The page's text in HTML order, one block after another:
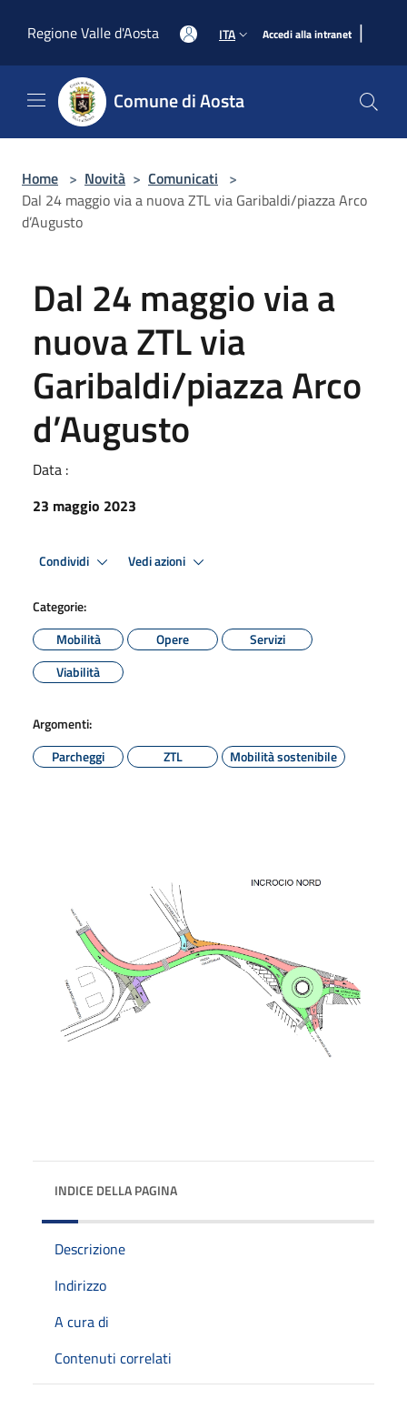
Regione Valle d'Aosta
ITA Accedi alla intranet |
Comune di Aosta
Home > Novità > Comunicati >
Dal 24 maggio via a nuova ZTL via Garibaldi/piazza Arco
d’Augusto
Dal 24 maggio via a
nuova ZTL via
Garibaldi/piazza Arco
d’Augusto
Data :
23 maggio 2023
Condividi Vedi azioni
Categorie:
Mobilità
Opere
Servizi
Viabilità
Argomenti:
Parcheggi
ZTL Mobilità sostenibile
INDICE DELLA PAGINA
Descrizione
Indirizzo
A cura di
Contenuti correlati